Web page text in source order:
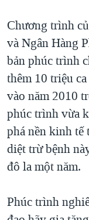
KHOA HỌC
SỨC KHOẺ
VĂN HOÁ
GIÁO DỤC
NGÀY TỊ NẠN
TRỊNH VĨNH
GROUND ZERO
CHI PHÍ CHIẾN
CÁC GIÁ TRỊ
THƯỢNG ĐỈNH
TRỊNH VĨNH
BÊN KIA QUỐC
Ngôn ngữ khác
Chương trình
và Ngân Hàng
bản phúc trình
thêm 10 triệu
vào năm 2010
phúc trình vừa
phá nền kinh
diệt trừ bệnh
đô la một năm.
Phúc trình